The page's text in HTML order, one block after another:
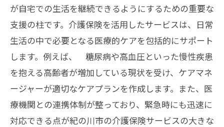
が自宅での生活を継続できるようにするための重要な
支援の柱です。介護保険を活用したサービスは、日常
生活の中で必要となる医療的ケアを包括的にサポート
します。例えば、 糖尿病や高血圧といった慢性疾患
を抱える高齢者が増加している現状を受け、ケアマネ
ージャーが適切なケアプランを作成します。また、医
療機関との連携体制が整っており、緊急時にも迅速に
対応できる点が紀の川市の介護保険サービスの大きな